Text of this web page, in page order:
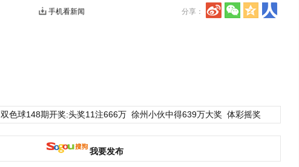
分享：
手机看新闻
双色球148期开奖:头奖11注666万 徐州小伙中得639万大奖 体彩摇奖
我要发布